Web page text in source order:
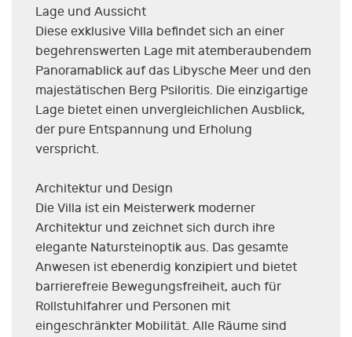
Lage und Aussicht
Diese exklusive Villa befindet sich an einer
begehrenswerten Lage mit atemberaubendem
Panoramablick auf das Libysche Meer und den
majestätischen Berg Psiloritis. Die einzigartige
Lage bietet einen unvergleichlichen Ausblick,
der pure Entspannung und Erholung
verspricht.
Architektur und Design
Die Villa ist ein Meisterwerk moderner
Architektur und zeichnet sich durch ihre
elegante Natursteinoptik aus. Das gesamte
Anwesen ist ebenerdig konzipiert und bietet
barrierefreie Bewegungsfreiheit, auch für
Rollstuhlfahrer und Personen mit
eingeschränkter Mobilität. Alle Räume sind